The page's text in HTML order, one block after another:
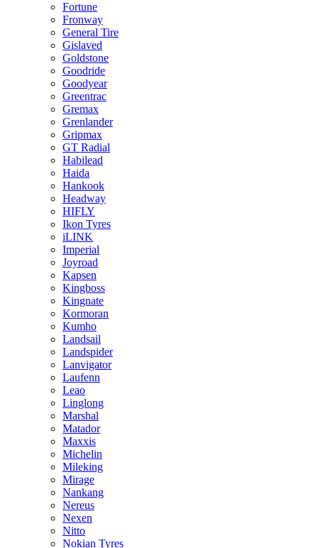
Fortune
Fronway
General Tire
Gislaved
Goldstone
Goodride
Goodyear
Greentrac
Gremax
Grenlander
Gripmax
GT Radial
Habilead
Haida
Hankook
Headway
HIFLY
Ikon Tyres
iLINK
Imperial
Joyroad
Kapsen
Kingboss
Kingnate
Kormoran
Kumho
Landsail
Landspider
Lanvigator
Laufenn
Leao
Linglong
Marshal
Matador
Maxxis
Michelin
Mileking
Mirage
Nankang
Nereus
Nexen
Nitto
Nokian Tyres